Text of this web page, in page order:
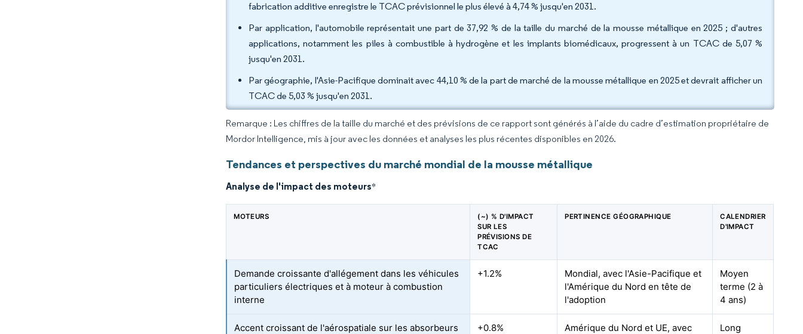
fabrication additive enregistre le TCAC prévisionnel le plus élevé à 4,74 % jusqu'en 2031.
Par application, l'automobile représentait une part de 37,92 % de la taille du marché de la mousse métallique en 2025 ; d'autres
applications, notamment les piles à combustible à hydrogène et les implants biomédicaux, progressent à un TCAC de 5,07 %
jusqu'en 2031.
Par géographie, l'Asie-Pacifique dominait avec 44,10 % de la part de marché de la mousse métallique en 2025 et devrait afficher un
TCAC de 5,03 % jusqu'en 2031.
Remarque : Les chiffres de la taille du marché et des prévisions de ce rapport sont générés à l’aide du cadre d’estimation propriétaire de
Mordor Intelligence, mis à jour avec les données et analyses les plus récentes disponibles en 2026.
Tendances et perspectives du marché mondial de la mousse métallique
Analyse de l'impact des moteurs*
MOTEURS
(~) % D'IMPACT
SUR LES
PRÉVISIONS DE
TCAC
PERTINENCE GÉOGRAPHIQUE
CALENDRIER
D'IMPACT
Demande croissante d'allégement dans les véhicules
particuliers électriques et à moteur à combustion
interne
+1.2%
Mondial, avec l'Asie-Pacifique et
l'Amérique du Nord en tête de
l'adoption
Moyen
terme (2 à
4 ans)
Accent croissant de l'aérospatiale sur les absorbeurs
+0.8%
Amérique du Nord et UE, avec
Long